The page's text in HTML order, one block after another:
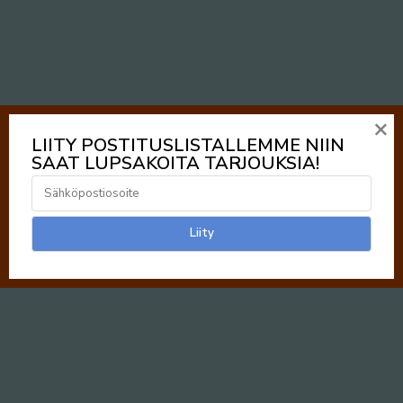
LIITY POSTITUSLISTALLEMME NIIN
SAAT LUPSAKOITA TARJOUKSIA!
×